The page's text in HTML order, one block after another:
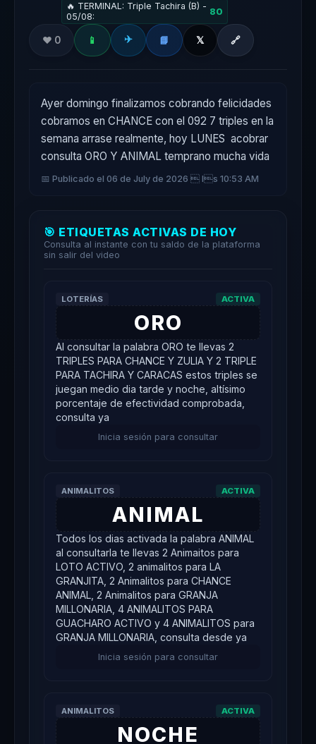
🔥 TERMINAL: Triple Tachira (B) -
05/08:
80
❤️ 0 📱 ✈️ 📘 𝕏 🔗
Ayer domingo finalizamos cobrando felicidades
cobramos en CHANCE con el 092 7 triples en la
semana arrase realmente, hoy LUNES  acobrar
consulta ORO Y ANIMAL temprano mucha vida
📅 Publicado el 06 de July de 2026  ls 10:53 AM
🎯 ETIQUETAS ACTIVAS DE HOY
Consulta al instante con tu saldo de la plataforma
sin salir del video
LOTERÍAS ACTIVA
ORO
Al consultar la palabra ORO te llevas 2
TRIPLES PARA CHANCE Y ZULIA Y 2 TRIPLE
PARA TACHIRA Y CARACAS estos triples se
juegan medio dia tarde y noche, altísimo
porcentaje de efectividad comprobada,
consulta ya
Inicia sesión para consultar
ANIMALITOS ACTIVA
ANIMAL
Todos los dias activada la palabra ANIMAL
al consultarla te llevas 2 Animaitos para
LOTO ACTIVO, 2 animalitos para LA
GRANJITA, 2 Animalitos para CHANCE
ANIMAL, 2 Animalitos para GRANJA
MILLONARIA, 4 ANIMALITOS PARA
GUACHARO ACTIVO y 4 ANIMALITOS para
GRANJA MILLONARIA, consulta desde ya
Inicia sesión para consultar
ANIMALITOS ACTIVA
NOCHE